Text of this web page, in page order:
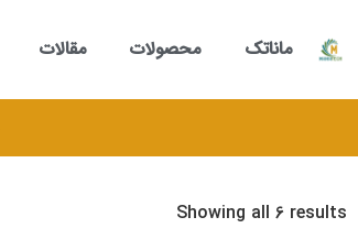
ماناتک محصولات مقالات
Showing all 6 results